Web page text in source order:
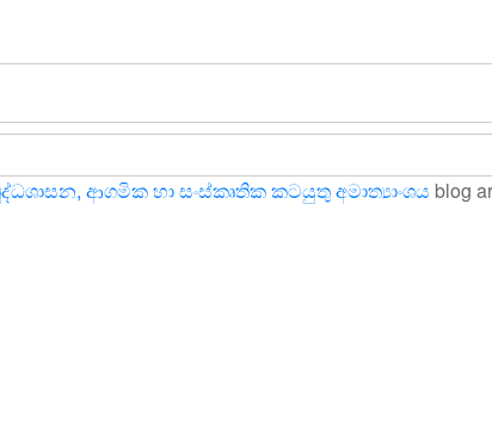
ආගමික හා සංස්කෘතික කටයුතු අමාත්‍යාංශය blog